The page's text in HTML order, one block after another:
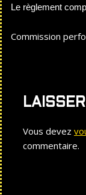
Le règlement
Commission
Vous devez
commentaire.